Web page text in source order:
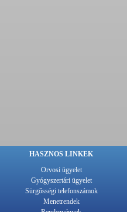
HASZNOS LINKEK
Orvosi ügyelet
Gyógyszertári ügyelet
Sürgősségi telefonszámok
Menetrendek